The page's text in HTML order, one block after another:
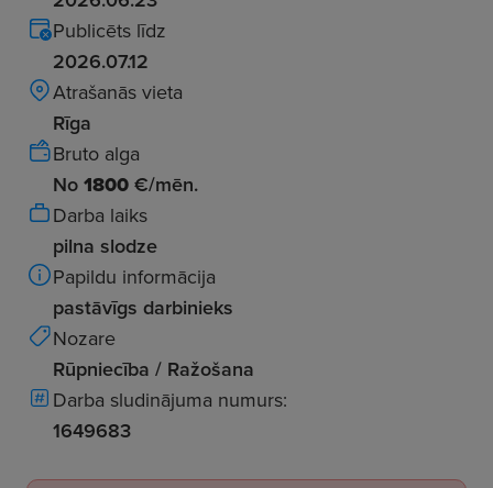
Publicēts līdz
2026.07.12
Atrašanās vieta
Rīga
Bruto alga
No 1800 €/mēn.
Darba laiks
pilna slodze
Papildu informācija
pastāvīgs darbinieks
Nozare
Rūpniecība / Ražošana
Darba sludinājuma numurs:
1649683